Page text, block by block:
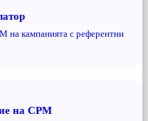
на кампанията с референтни
на CPM